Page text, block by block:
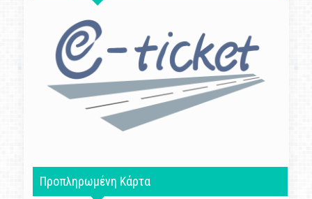
Προπληρωμένη Κάρτα